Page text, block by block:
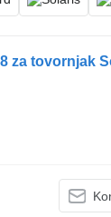
za tovornjak